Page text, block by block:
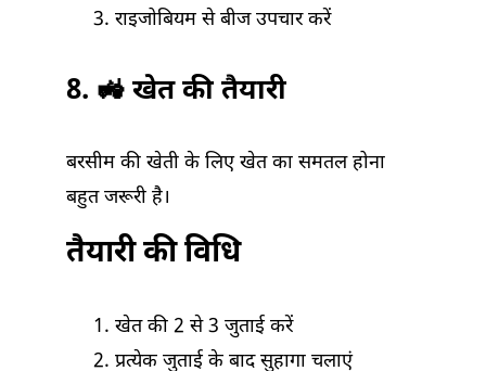
राइजोबियम से बीज उपचार करें
8. 🚜 खेत की तैयारी
बरसीम की खेती के लिए खेत का समतल होना
बहुत जरूरी है।
तैयारी की विधि
खेत की 2 से 3 जुताई करें
प्रत्येक जुताई के बाद सुहागा चलाएं